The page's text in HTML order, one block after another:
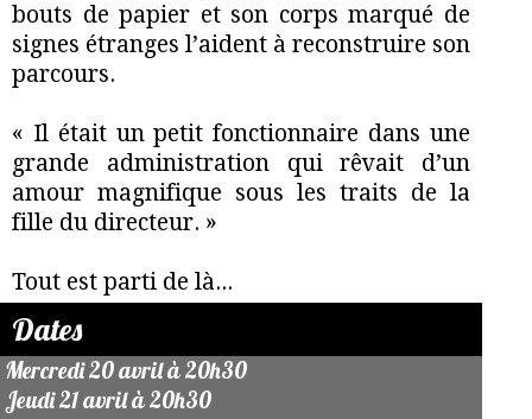
bouts de papier et son corps marqué de
signes étranges l’aident à reconstruire son
parcours.
« Il était un petit fonctionnaire dans une
grande administration qui rêvait d’un
amour magnifique sous les traits de la
fille du directeur. »
Tout est parti de là...
Dates
Mercredi 20 avril à 20h30
Jeudi 21 avril à 20h30